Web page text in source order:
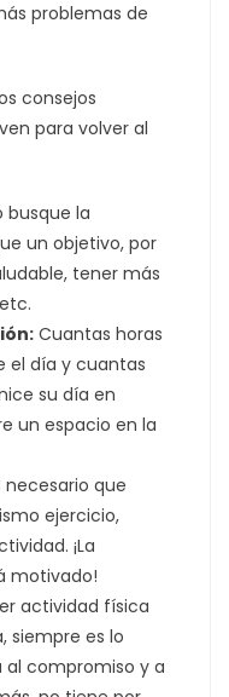
problemas de
consejos
para volver al
busque la
un objetivo, por
tener más
Cuantas horas
el día y cuantas
su día en
un espacio en la
necesario que
ejercicio,
¡La
motivado!
actividad física
siempre es lo
al compromiso y a